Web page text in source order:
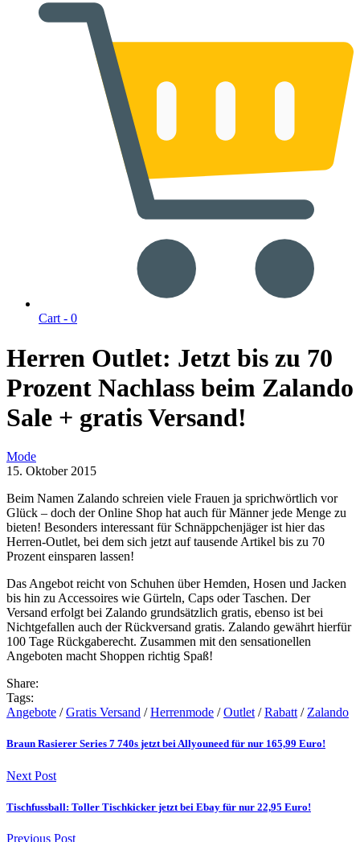
Cart - 0
Herren Outlet: Jetzt bis zu 70
Prozent Nachlass beim Zalando
Sale + gratis Versand!
Mode
15. Oktober 2015
Beim Namen Zalando schreien viele Frauen ja sprichwörtlich vor
Glück – doch der Online Shop hat auch für Männer jede Menge zu
bieten! Besonders interessant für Schnäppchenjäger ist hier das
Herren-Outlet, bei dem sich jetzt auf tausende Artikel bis zu 70
Prozent einsparen lassen!
Das Angebot reicht von Schuhen über Hemden, Hosen und Jacken
bis hin zu Accessoires wie Gürteln, Caps oder Taschen. Der
Versand erfolgt bei Zalando grundsätzlich gratis, ebenso ist bei
Nichtgefallen auch der Rückversand gratis. Zalando gewährt hierfür
100 Tage Rückgaberecht. Zusammen mit den sensationellen
Angeboten macht Shoppen richtig Spaß!
Share:
Tags:
Angebote /Gratis Versand /Herrenmode /Outlet /Rabatt / Zalando
Braun Rasierer Series 7 740s jetzt bei Allyouneed für nur 165,99 Euro!
Next Post
Tischfussball: Toller Tischkicker jetzt bei Ebay für nur 22,95 Euro!
Previous Post